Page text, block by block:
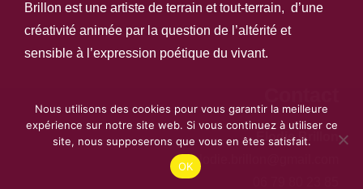
Brillon est une artiste de terrain et tout-terrain, d’une
créativité animée par la question de l’altérité et
sensible à l’expression poétique du vivant.
Elodie Brillon
elodie.brillon@gmail.com
Nous utilisons des cookies pour vous garantir la meilleure
expérience sur notre site web. Si vous continuez à utiliser ce
site, nous supposerons que vous en êtes satisfait.
OK